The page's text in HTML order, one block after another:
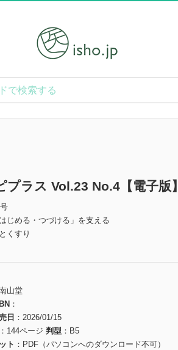
プラス Vol.23 No.4【電子版】
じめる・つづける」を支える
くすり
山堂
日
2026/01/15
144ページ 判型
B5
ト
PDF（パソコンへのダウンロード不可）